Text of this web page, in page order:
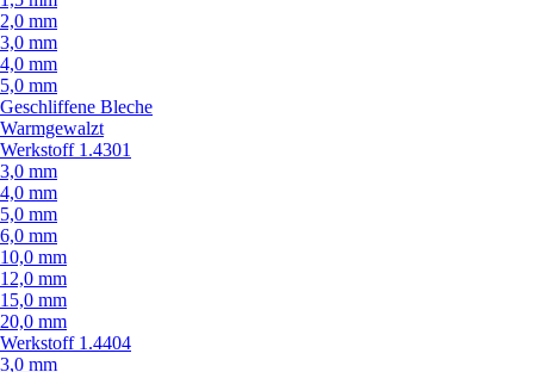
2,0 mm
3,0 mm
4,0 mm
5,0 mm
Geschliffene Bleche
Warmgewalzt
Werkstoff 1.4301
3,0 mm
4,0 mm
5,0 mm
6,0 mm
10,0 mm
12,0 mm
15,0 mm
20,0 mm
Werkstoff 1.4404
3,0 mm